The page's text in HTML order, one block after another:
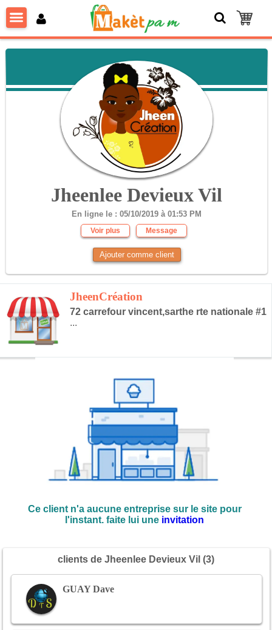
Jheenlee Devieux Vil
En ligne le : 05/10/2019 à 01:53 PM
Voir plus Message
Ajouter comme client
JheenCréation
72 carrefour vincent,sarthe rte nationale #1
...
Ce client n'a aucune entreprise sur le site pour
l'instant. faite lui une invitation
clients de Jheenlee Devieux Vil (3)
GUAY Dave